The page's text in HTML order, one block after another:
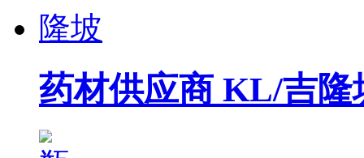
药材供应商 KL/吉